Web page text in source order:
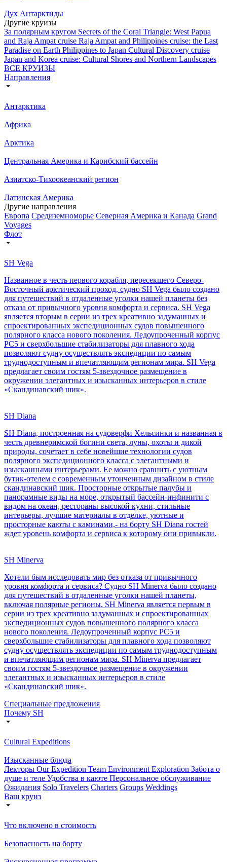
Дух Антарктиды
Другие круизы
За полярным кругом Secrets of the Coral Triangle: West Papua
and Raja Ampat cruise Raja Ampat and Philippines cruise: the Last
Paradise on Earth Philippines to Japan Cultural Discovery cruise
Japan and Korea cruise: Cultural Shores and Northern Landscapes
ВСЕ КРУИЗЫ
Направления
Антарктика
Африка
Арктика
Центральная Америка и Карибский бассейн
Азиатско-Тихоокеанский регион
Латинская Америка
Другие направления
Европа Средиземноморье Северная Америка и Канада Grand
Voyages
Флот
SH Vega
Названное в честь первого корабля, пересекшего Северо-
Восточный арктический проход, судно SH Vega было создано
для путешествий в отдаленные уголки нашей планеты без
отказа от привычного уровня комфорта и сервиса. SH Vega
является вторым в серии из трех креативно задуманных и
спроектированных экспедиционных судов повышенного
полярного класса нового поколения. Ледоупроченный корпус
PC5 и сверхбольшие стабилизаторы для плавного хода
позволяют судну осуществлять экспедиции по самым
труднодоступным и впечатляющим регионам мира. SH Vegа
предлагает своим гостям 5-звездочное размещение в
окружении элегантных и изысканных интерьеров в стиле
«Скандинавский шик».
SH Diana
SH Diana, построенная на судоверфи Хельсинки и названная в
честь древнеримской богини света, луны, охоты и дикой
природы, сочетает в себе новейшие технологии судов
полярного экспедиционного класса с элегантными и
изысканными интерьерами. Ее можно сравнить с уютным
бутик-отелем с современным утонченным дизайном в стиле
скандинавский шик. Просторные открытые палубы и
панорамные виды на море, открытый бассейн-инфинити с
видом на океан, рестораны высокой кухни, стильные
интерьеры, лучшие материалы в отделке, уютные и
просторные каюты с каминами,- на борту SH Diana гостей
ждет уровень комфорта и сервиса к которому они привыкли.
SH Minerva
Хотели бым исследовать мир без отказа от привычного
уровня комфорта и сервиса? Судно SH Minerva было создано
для путешествий в отдаленные уголки нашей планеты,
включая полярные регионы. SH Minerva является первым в
серии из трех креативно задуманных и спроектированных
экспедиционных судов повышенного полярного класса
нового поколения. Ледоупроченный корпус PC5 и
сверхбольшие стабилизаторы для плавного хода позволяют
судну осуществлять экспедиции по самым труднодоступным
и впечатляющим регионам мира. SH Minerva предлагает
своим гостям 5-звездочное размещение в окружении
элегантных и изысканных интерьеров в стиле
«Скандинавский шик».
Специальные предложения
Почему SH
Cultural Expeditions
Изысканные блюда
Лекторы Our Expedition Team Environment Exploration Забота о
душе и теле Удобства в каюте Персональное обслуживание
Ожидания Solo Travelers Charters Groups Weddings
Ваш круиз
Что включено в стоимость
Безопасность на борту